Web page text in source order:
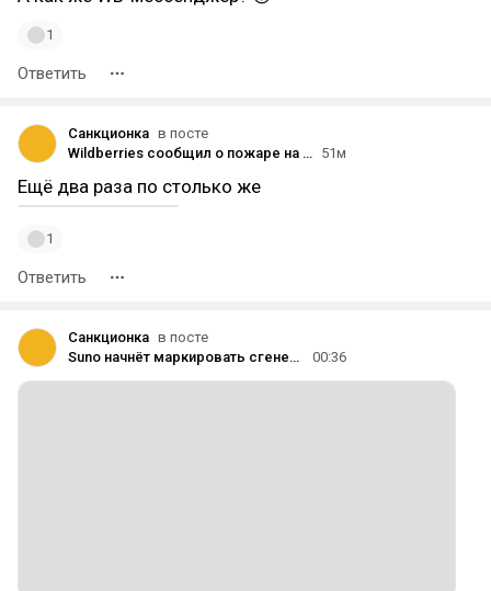
1
Ответить
Санкционка в посте
Wildberries сообщил о пожаре на складе в Екатеринбурге после атаки беспилотников 51м
Ещё два раза по столько же
1
Ответить
Санкционка в посте
Suno начнёт маркировать сгенерированные треки и ограничит их загрузку на стриминговые платформы
00:36